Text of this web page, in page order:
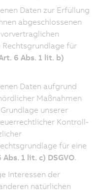
Daten zur Erfüllung
abgeschlossenen
für
6 Abs. 1 lit. b)
Daten aufgrund
Maßnahmen
unserer
Kontroll-
für eine
Abs. 1 lit. c) DSGVO.
Interessen der
natürlichen